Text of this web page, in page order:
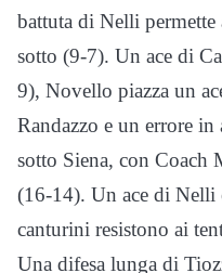
battuta di Nelli
sotto (9-7). Un ace di
9), Novello piazza un
Randazzo e un errore
sotto Siena, con Coach
(16-14). Un ace di Nelli
canturini resistono ai
Una difesa lunga di